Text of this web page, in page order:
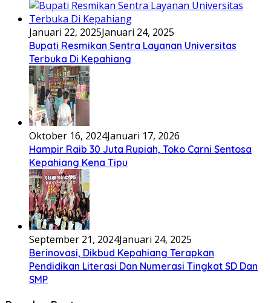
Januari 22, 2025Januari 24, 2025
Bupati Resmikan Sentra Layanan Universitas
Terbuka Di Kepahiang
Oktober 16, 2024Januari 17, 2026
Hampir Raib 30 Juta Rupiah, Toko Carni Sentosa
Kepahiang Kena Tipu
September 21, 2024Januari 24, 2025
Berinovasi, Dikbud Kepahiang Terapkan
Pendidikan Literasi Dan Numerasi Tingkat SD Dan
SMP